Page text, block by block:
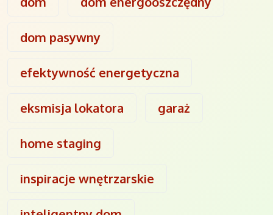
dom pasywny
efektywność energetyczna
eksmisja lokatora garaż
home staging
inspiracje wnętrzarskie